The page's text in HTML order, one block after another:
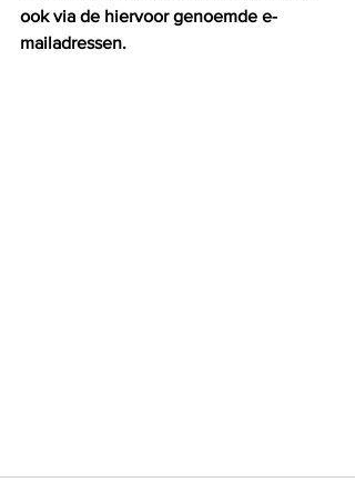
ook via de hiervoor genoemde e-
mailadressen.